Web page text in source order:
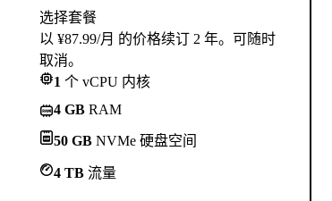
选择套餐
以 ¥87.99/月 的价格续订 2 年。可随时
取消。
1 个 vCPU 内核
4 GB RAM
50 GB NVMe 硬盘空间
4 TB 流量